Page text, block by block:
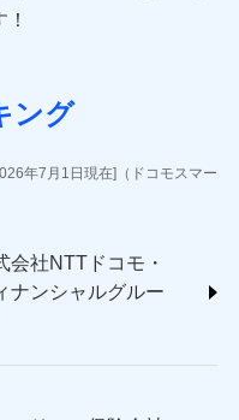
sonpo)
社
株式会社
)
)
ング
年7月1日現在]（ドコモスマー
会社NTTドコモ・
ナンシャルグルー